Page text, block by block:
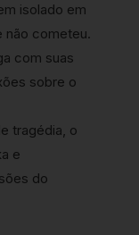
isolado em
não cometeu.
com suas
sobre o
tragédia, o
e
do